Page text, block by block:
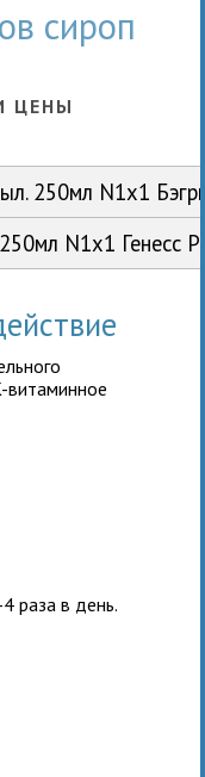
сироп
ЦЕНЫ
250мл N1x1
N1x1 Генесс
витаминное
раза в день.